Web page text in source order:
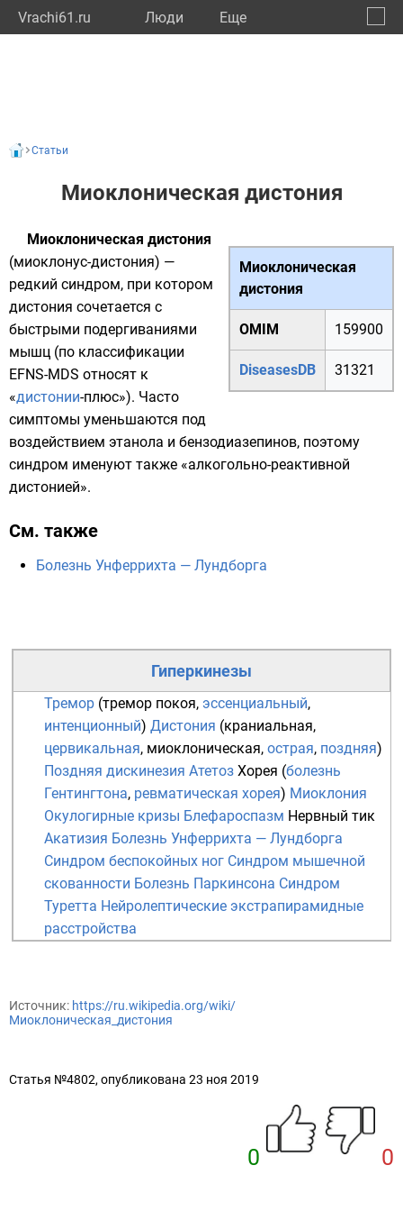
Vrachi61.ru Люди Eще
Статьи
Миоклоническая дистония
Миоклоническая
дистония
OMIM 159900
DiseasesDB 31321
Миоклоническая дистония
(миоклонус-дистония) —
редкий синдром, при котором
дистония сочетается с
быстрыми подергиваниями
мышц (по классификации
EFNS-MDS относят к
«дистонии-плюс»). Часто
симптомы уменьшаются под
воздействием этанола и бензодиазепинов, поэтому
синдром именуют также «алкогольно-реактивной
дистонией».
См. также
Болезнь Унферрихта — Лундборга
Гиперкинезы
Тремор (тремор покоя, эссенциальный,
интенционный) Дистония (краниальная,
цервикальная, миоклоническая, острая, поздняя)
Поздняя дискинезия Атетоз Хорея (болезнь
Гентингтона, ревматическая хорея) Миоклония
Окулогирные кризы Блефароспазм Нервный тик
Акатизия Болезнь Унферрихта — Лундборга
Синдром беспокойных ног Синдром мышечной
скованности Болезнь Паркинсона Синдром
Туретта Нейролептические экстрапирамидные
расстройства
Источник: https://ru.wikipedia.org/wiki/
Миоклоническая_дистония
Статья №4802, опубликована 23 ноя 2019
0 0